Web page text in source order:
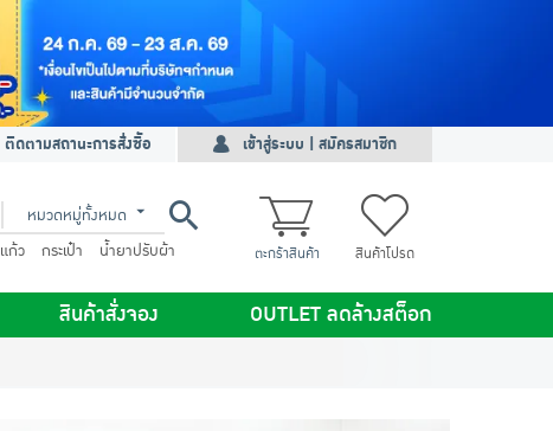
ติดตามสถานะการสั่งซื้อ เข้าสู่ระบบ | สมัครสมาชิก
หมวดหมู่ทั้งหมด
แก้ว กระเป๋า
น้ำยาปรับผ้า
ตะกร้าสินค้า สินค้าโปรด
สินค้าสั่งจอง OUTLET ลดล้างสต็อก